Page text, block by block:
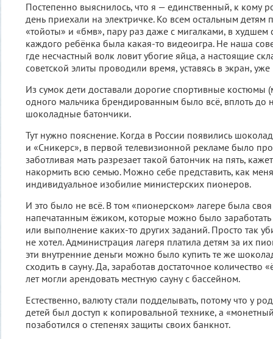
Постепенно выяснилось, что я — единственный, к кому
день приехали на электричке. Ко всем остальным
«тойоты» и «бмв», пару раз даже с мигалками, в худшем
каждого ребёнка была какая-то видеоигра. Не наша
где несчастный волк ловит убогие яйца, а настоящие
советской элиты проводили время, уставясь в экран,
Из сумок дети доставали дорогие спортивные костюмы
одного мальчика брендированным было всё, вплоть до
шоколадные батончики.
Тут нужно пояснение. Когда в России появились
и «Сникерс», в первой телевизионной рекламе было
заботливая мать разрезает такой батончик на пять,
накормить всю семью. Можно себе представить, как
индивидуальное изобилие министерских пионеров.
И это было не всё. В том «пионерском» лагере была
напечатанным ёжиком, которые можно было заработать
или выполнение каких-то других заданий. Просто так
не хотел. Администрация лагеря платила детям за их
эти внутренние деньги можно было купить те же
сходить в сауну. Да, заработав достаточное количество
лет могли арендовать местную сауну с бассейном.
Естественно, валюту стали подделывать, потому что у
детей был доступ к копировальной технике, а
позаботился о степенях защиты своих банкнот.